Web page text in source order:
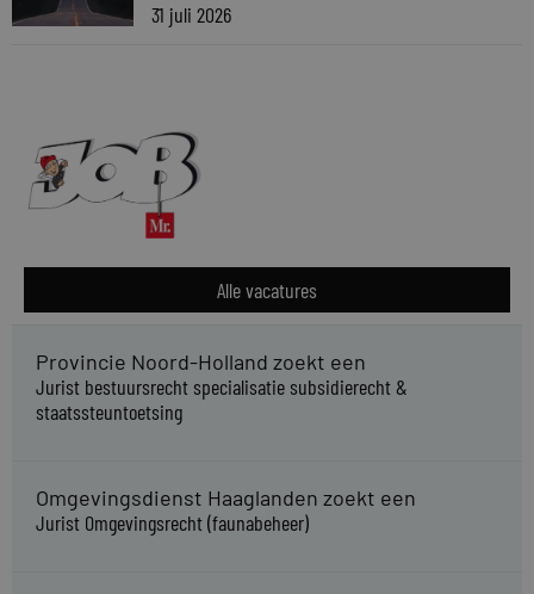
31 juli 2026
Alle vacatures
Provincie Noord-Holland zoekt een
Jurist bestuursrecht specialisatie subsidierecht &
staatssteuntoetsing
Omgevingsdienst Haaglanden zoekt een
Jurist Omgevingsrecht (faunabeheer)